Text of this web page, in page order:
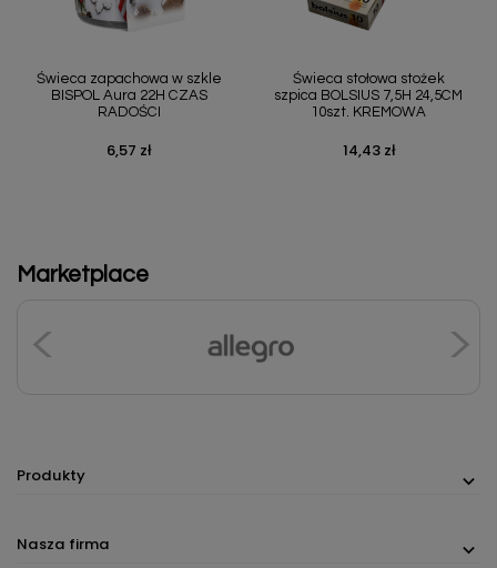
Świeca zapachowa w szkle
BISPOL Aura 22H CZAS
RADOŚCI
Cena
6,57 zł
Świeca stołowa stożek
szpica BOLSIUS 7,5H 24,5CM
10szt. KREMOWA
Cena
14,43 zł
Marketplace
Produkty
Nasza firma